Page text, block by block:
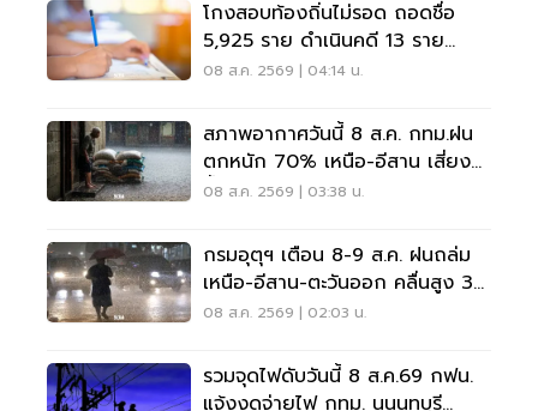
โกงสอบท้องถิ่นไม่รอด ถอดชื่อ
5,925 ราย ดำเนินคดี 13 ราย
ปปง.ไล่เส้นการเงิน
08 ส.ค. 2569 | 04:14 น.
สภาพอากาศวันนี้ 8 ส.ค. กทม.ฝน
ตกหนัก 70% เหนือ-อีสาน เสี่ยง
น้ำท่วมฉับพลัน
08 ส.ค. 2569 | 03:38 น.
กรมอุตุฯ เตือน 8-9 ส.ค. ฝนถล่ม
เหนือ-อีสาน-ตะวันออก คลื่นสูง 3
เมตร
08 ส.ค. 2569 | 02:03 น.
รวมจุดไฟดับวันนี้ 8 ส.ค.69 กฟน.
แจ้งงดจ่ายไฟ กทม. นนนทบุรี